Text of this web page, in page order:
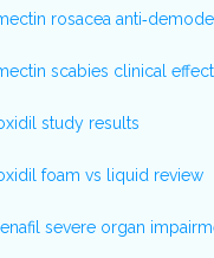
rosacea
scabies clinical
study results
foam vs liquid review
severe organ